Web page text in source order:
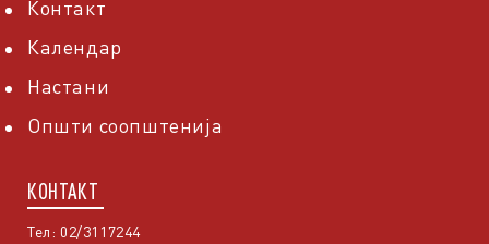
Контакт
Календар
Настани
Општи соопштенија
КОНТАКТ
Тел: 02/3117244